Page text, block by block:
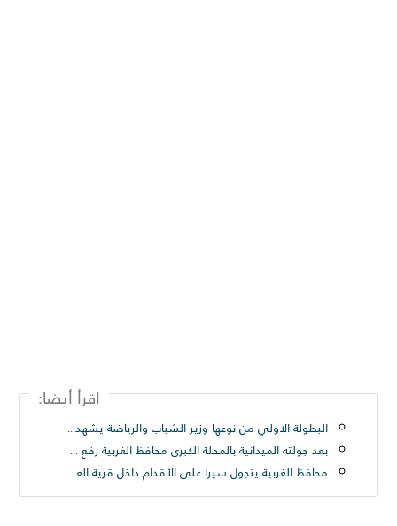
اقرأ أيضا:
البطولة الاولي من نوعها وزير الشباب والرياضة يشهد المؤتمر الصحفي لبطولة أندية كرة القدم الإلكترونية
بعد جولته الميدانية بالمحلة الكبرى محافظ الغربية رفع ٢٥٠ طن قمامة من شارع الترعة بحى ثان المحلة
محافظ الغربية يتجول سيرا على الأقدام داخل قرية العزيزية بسمنود: “مطالب المواطنين أولوية ولن نترك مشكلة دون حل